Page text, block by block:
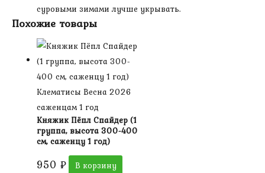
суровыми зимами лучше укрывать.
Похожие товары
Клематисы Весна 2026
саженцам 1 год
Княжик Пёпл Спайдер (1
группа, высота 300-400
см, саженцу 1 год)
950 ₽ В корзину